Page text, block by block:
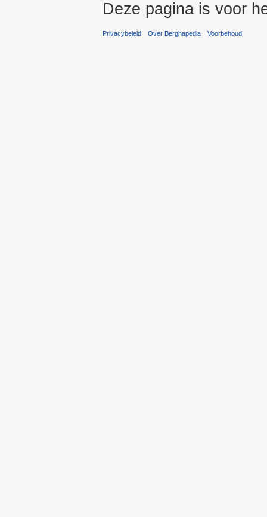
Deze pagina is voor
Privacybeleid Over Berghapedia Voorbehoud